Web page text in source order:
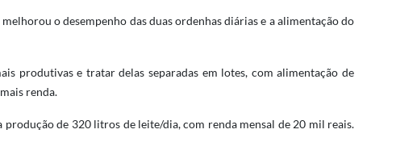
o desempenho das duas ordenhas diárias e a alimentação do
produtivas e tratar delas separadas em lotes, com alimentação de
renda.
de 320 litros de leite/dia, com renda mensal de 20 mil reais.